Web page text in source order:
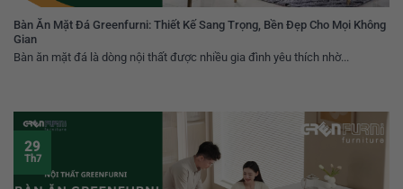
Bàn Ăn Mặt Đá Greenfurni: Thiết Kế Sang Trọng, Bền Đẹp Cho Mọi Không
Gian
Bàn ăn mặt đá là dòng nội thất được nhiều gia đình yêu thích nhờ...
29
Th7